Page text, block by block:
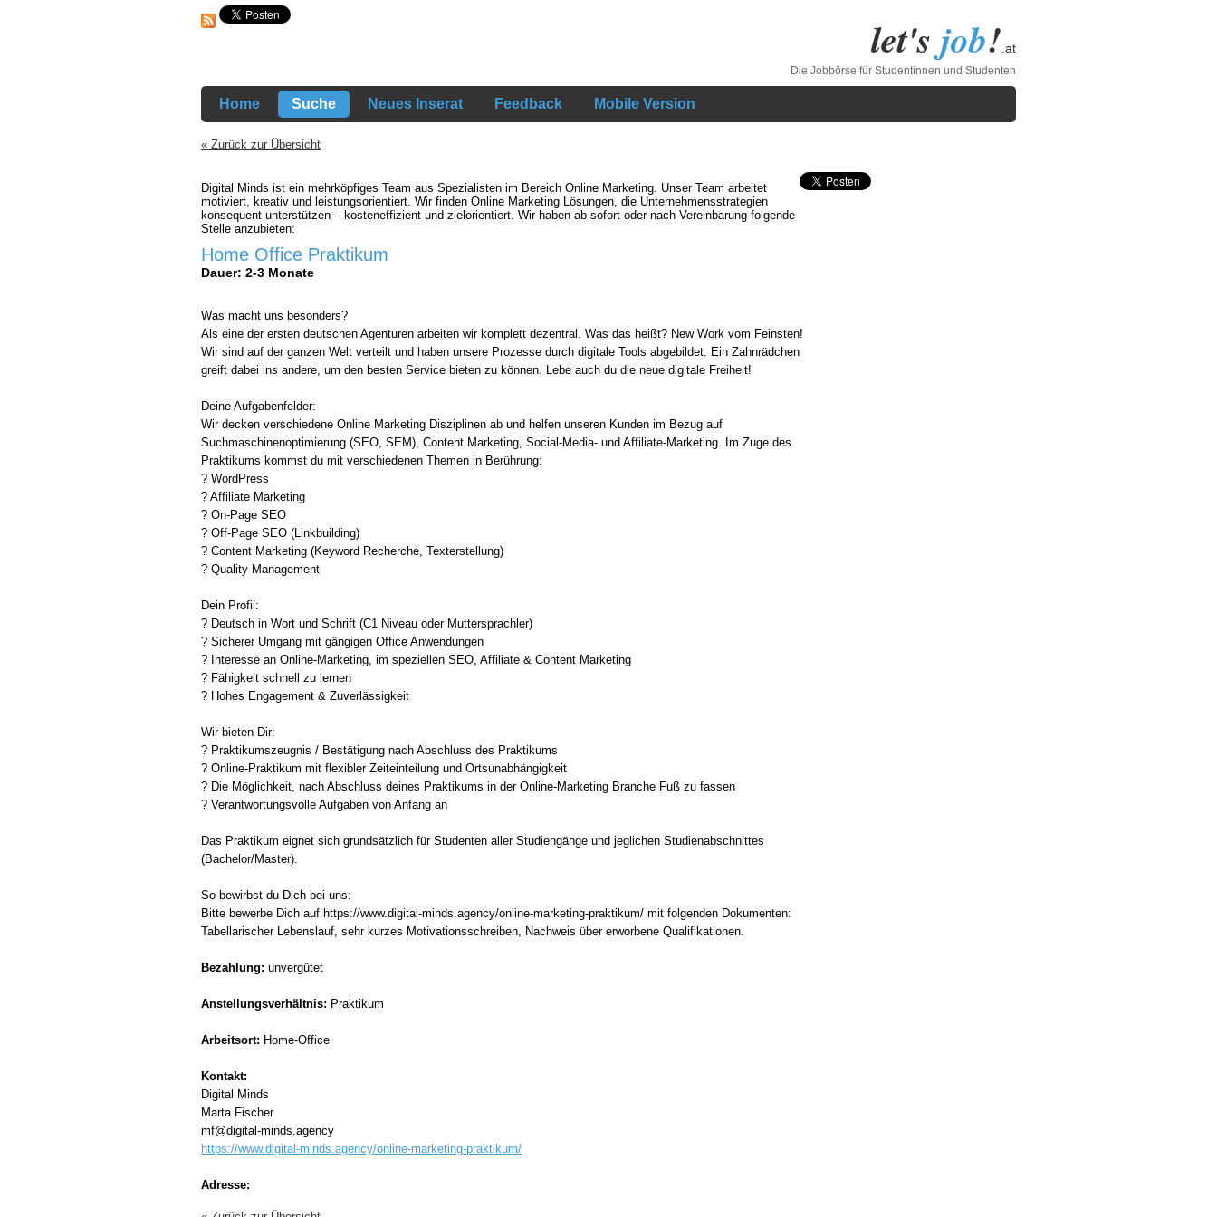
let's job! .at
Die Jobbörse für Studentinnen und Studenten
Home Suche Neues Inserat Feedback Mobile Version
« Zurück zur Übersicht
Digital Minds ist ein mehrköpfiges Team aus Spezialisten im Bereich Online Marketing. Unser Team arbeitet
motiviert, kreativ und leistungsorientiert. Wir finden Online Marketing Lösungen, die Unternehmensstrategien
konsequent unterstützen – kosteneffizient und zielorientiert. Wir haben ab sofort oder nach Vereinbarung folgende
Stelle anzubieten:
Home Office Praktikum
Dauer: 2-3 Monate
Was macht uns besonders?
Als eine der ersten deutschen Agenturen arbeiten wir komplett dezentral. Was das heißt? New Work vom Feinsten!
Wir sind auf der ganzen Welt verteilt und haben unsere Prozesse durch digitale Tools abgebildet. Ein Zahnrädchen
greift dabei ins andere, um den besten Service bieten zu können. Lebe auch du die neue digitale Freiheit!
Deine Aufgabenfelder:
Wir decken verschiedene Online Marketing Disziplinen ab und helfen unseren Kunden im Bezug auf
Suchmaschinenoptimierung (SEO, SEM), Content Marketing, Social-Media- und Affiliate-Marketing. Im Zuge des
Praktikums kommst du mit verschiedenen Themen in Berührung:
? WordPress
? Affiliate Marketing
? On-Page SEO
? Off-Page SEO (Linkbuilding)
? Content Marketing (Keyword Recherche, Texterstellung)
? Quality Management
Dein Profil:
? Deutsch in Wort und Schrift (C1 Niveau oder Muttersprachler)
? Sicherer Umgang mit gängigen Office Anwendungen
? Interesse an Online-Marketing, im speziellen SEO, Affiliate & Content Marketing
? Fähigkeit schnell zu lernen
? Hohes Engagement & Zuverlässigkeit
Wir bieten Dir:
? Praktikumszeugnis / Bestätigung nach Abschluss des Praktikums
? Online-Praktikum mit flexibler Zeiteinteilung und Ortsunabhängigkeit
? Die Möglichkeit, nach Abschluss deines Praktikums in der Online-Marketing Branche Fuß zu fassen
? Verantwortungsvolle Aufgaben von Anfang an
Das Praktikum eignet sich grundsätzlich für Studenten aller Studiengänge und jeglichen Studienabschnittes
(Bachelor/Master).
So bewirbst du Dich bei uns:
Bitte bewerbe Dich auf https://www.digital-minds.agency/online-marketing-praktikum/ mit folgenden Dokumenten:
Tabellarischer Lebenslauf, sehr kurzes Motivationsschreiben, Nachweis über erworbene Qualifikationen.
Bezahlung: unvergütet
Anstellungsverhältnis: Praktikum
Arbeitsort: Home-Office
Kontakt:
Digital Minds
Marta Fischer
mf@digital-minds.agency
https://www.digital-minds.agency/online-marketing-praktikum/
Adresse: